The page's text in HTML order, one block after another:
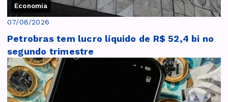
Economia
07/08/2026
Petrobras tem lucro líquido de R$ 52,4 bi no
segundo trimestre